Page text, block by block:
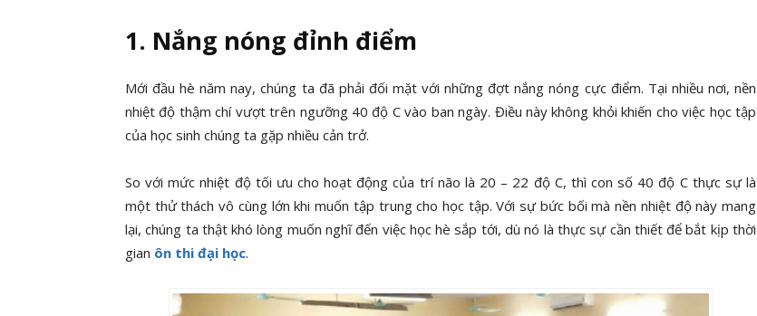
1. Nắng nóng đỉnh điểm
Mới đầu hè năm nay, chúng ta đã phải đối mặt với những đợt nắng nóng cực điểm. Tại nhiều nơi, nền
nhiệt độ thậm chí vượt trên ngưỡng 40 độ C vào ban ngày. Điều này không khỏi khiến cho việc học tập
của học sinh chúng ta gặp nhiều cản trở.
So với mức nhiệt độ tối ưu cho hoạt động của trí não là 20 – 22 độ C, thì con số 40 độ C thực sự là
một thử thách vô cùng lớn khi muốn tập trung cho học tập. Với sự bức bối mà nền nhiệt độ này mang
lại, chúng ta thật khó lòng muốn nghĩ đến việc học hè sắp tới, dù nó là thực sự cần thiết để bắt kịp thời
gian ôn thi đại học.